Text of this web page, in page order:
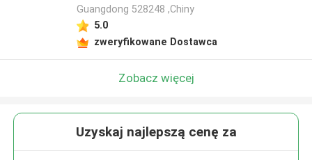
Guangdong 528248 ,Chiny
5.0
zweryfikowane Dostawca
Zobacz więcej
Uzyskaj najlepszą cenę za